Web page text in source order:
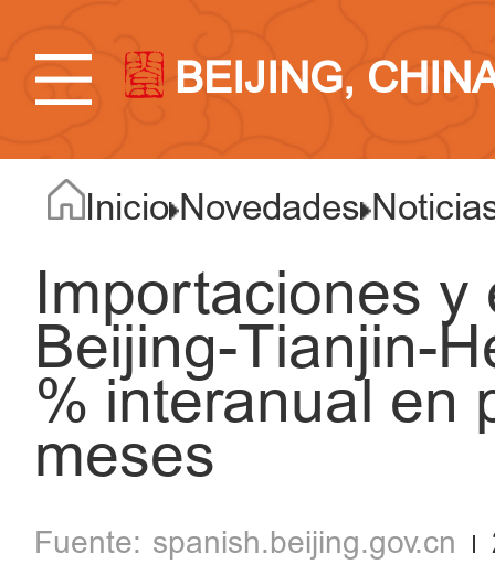
BEIJING,
Inicio Novedades
Importaciones
Beijing-Tianjin-
% interanual en
meses
spanish.beijing.gov.cn